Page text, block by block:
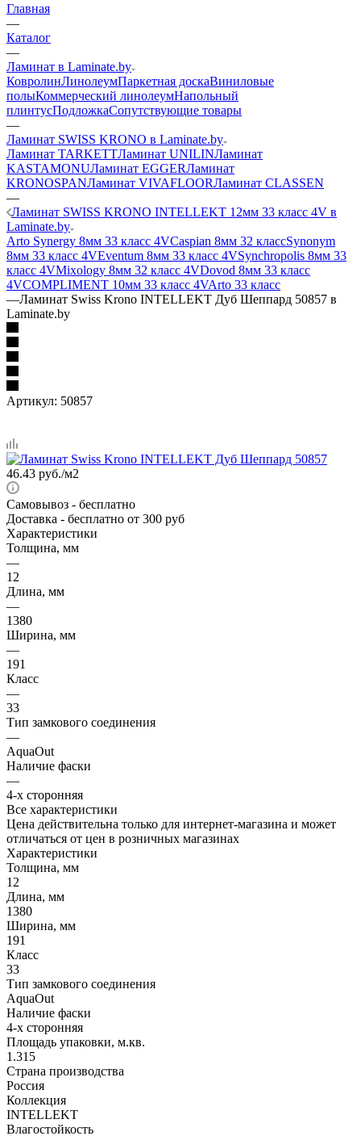
Главная
—
Каталог
—
Ламинат в Laminate.by
КовролинЛинолеумПаркетная доскаВиниловые
полыКоммерческий линолеумНапольный
плинтусПодложкаСопутствующие товары
—
Ламинат SWISS KRONO в Laminate.by
Ламинат TARKETTЛаминат UNILINЛаминат
KASTAMONUЛаминат EGGERЛаминат
KRONOSPANЛаминат VIVAFLOORЛаминат CLASSEN
—
Ламинат SWISS KRONO INTELLEKT 12мм 33 класс 4V в
Laminate.by
Arto Synergy 8мм 33 класс 4VCaspian 8мм 32 классSynonym
8мм 33 класс 4VEventum 8мм 33 класс 4VSynchropolis 8мм 33
класс 4VMixology 8мм 32 класс 4VDovod 8мм 33 класс
4VCOMPLIMENT 10мм 33 класс 4VArto 33 класс
—Ламинат Swiss Krono INTELLEKT Дуб Шеппард 50857 в
Laminate.by
Артикул: 50857
46.43 руб./м2
Самовывоз - бесплатно
Доставка - бесплатно от 300 руб
Характеристики
Толщина, мм
—
12
Длина, мм
—
1380
Ширина, мм
—
191
Класс
—
33
Тип замкового соединения
—
AquaOut
Наличие фаски
—
4-х сторонняя
Все характеристики
Цена действительна только для интернет-магазина и может
отличаться от цен в розничных магазинах
Характеристики
Толщина, мм
12
Длина, мм
1380
Ширина, мм
191
Класс
33
Тип замкового соединения
AquaOut
Наличие фаски
4-х сторонняя
Площадь упаковки, м.кв.
1.315
Страна производства
Россия
Коллекция
INTELLEKT
Влагостойкость